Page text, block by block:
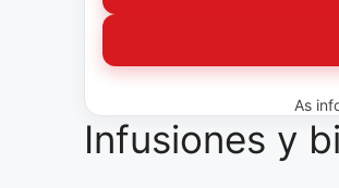
As
Infusiones y